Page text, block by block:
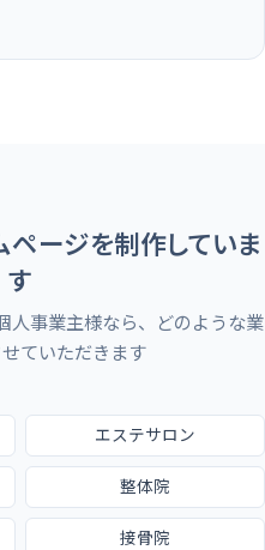
ージを制作していま
す
人事業主様なら、どのような業
ていただきます
エステサロン
整体院
接骨院